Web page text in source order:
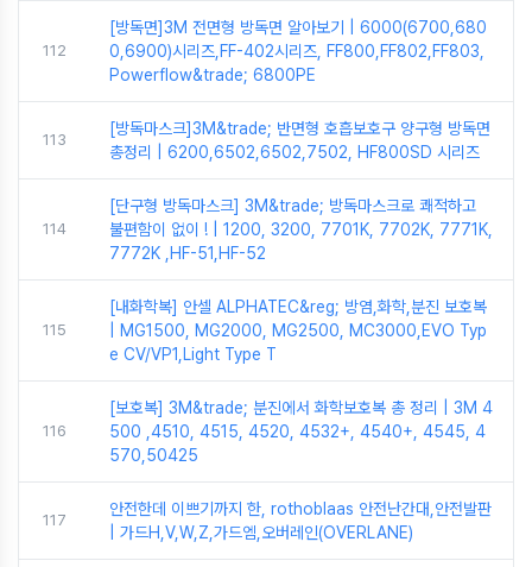
112
[방독면]3M 전면형 방독면 알아보기 | 6000(6700,680
0,6900)시리즈,FF-402시리즈, FF800,FF802,FF803,
Powerflow&trade; 6800PE
113
[방독마스크]3M&trade; 반면형 호흡보호구 양구형 방독면
총정리 | 6200,6502,6502,7502, HF800SD 시리즈
114
[단구형 방독마스크] 3M&trade; 방독마스크로 쾌적하고
불편함이 없이 ! | 1200, 3200, 7701K, 7702K, 7771K,
7772K ,HF-51,HF-52
115
[내화학복] 안셀 ALPHATEC&reg; 방염,화학,분진 보호복
| MG1500, MG2000, MG2500, MC3000,EVO Typ
e CV/VP1,Light Type T
116
[보호복] 3M&trade; 분진에서 화학보호복 총 정리 | 3M 4
500 ,4510, 4515, 4520, 4532+, 4540+, 4545, 4
570,50425
117
안전한데 이쁘기까지 한, rothoblaas 안전난간대,안전발판
| 가드H,V,W,Z,가드엠,오버레인(OVERLANE)